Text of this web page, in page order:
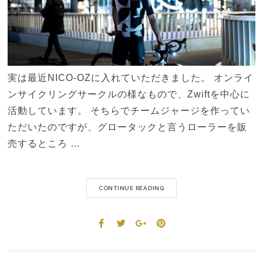
実は最近NICO-OZに入れていただきました。 オンライ
ンサイクリングサークルの様なもので、Zwiftを中心に
活動しています。 そちらでチームジャージを作ってい
ただいたのですが、グロータックと言うローラーを販
売するところ …
CONTINUE READING